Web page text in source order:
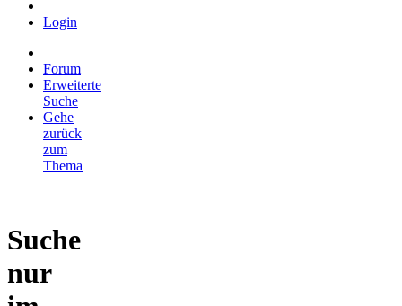
Login
Forum
Erweiterte
Suche
Gehe
zurück
zum
Thema
Suche
nur